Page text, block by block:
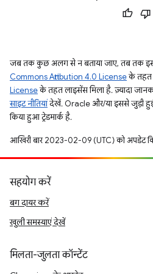
जब तक कुछ अलग से न बताया जाए, तब तक इस
Commons Attribution 4.0 Licenseके तहत
Licenseके तहत लाइसेंस मिला है. ज़्यादा
साइट नीतियांदेखें. Oracle और/या इससे जुड़ी हुई
किया हुआ ट्रेडमार्क है.
आखिरी बार 2023-02-09 (UTC) को अपडेट
सहयोग करें
बग दायर करें
खुली समस्याएं देखें
मिलता-जुलता कॉन्टेंट